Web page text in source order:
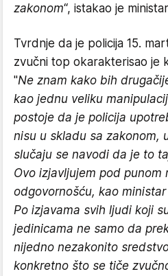
zakonom“, istakao je
Tvrdnje da je policija 15.
zvučni top okarakterisao je
"Ne znam kako bih
kao jednu veliku
postoje da je policija
nisu u skladu sa zakonom,
slučaju se navodi da je to
Ovo izjavljujem pod punom
odgovornošću, kao
Po izjavama svih ljudi koji
jedinicama ne samo da
nijedno nezakonito
konkretno što se tiče